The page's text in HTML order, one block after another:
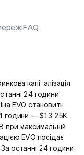
FAQ
капіталізація
24 години
EVO становить
години — $13.25K.
при максимальній
EVO посідає
останні 24 години